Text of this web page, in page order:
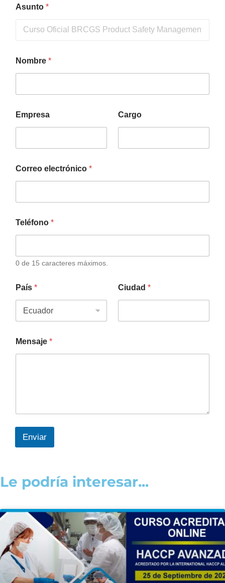
Asunto *
Nombre *
Empresa Cargo
Correo electrónico *
Teléfono *
0 de 15 caracteres máximos.
País * Ciudad *
Mensaje *
Enviar
Le podría interesar...